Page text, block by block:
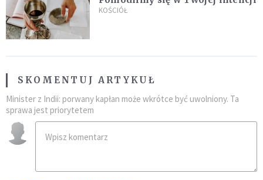
KOŚCIÓŁ
SKOMENTUJ ARTYKUŁ
Minister z Indii: porwany kapłan może wkrótce być uwolniony. Ta
sprawa jest priorytetem